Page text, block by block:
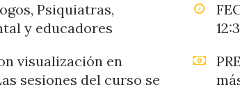
Psiquiatras,
y educadores
visualización en
sesiones del curso se